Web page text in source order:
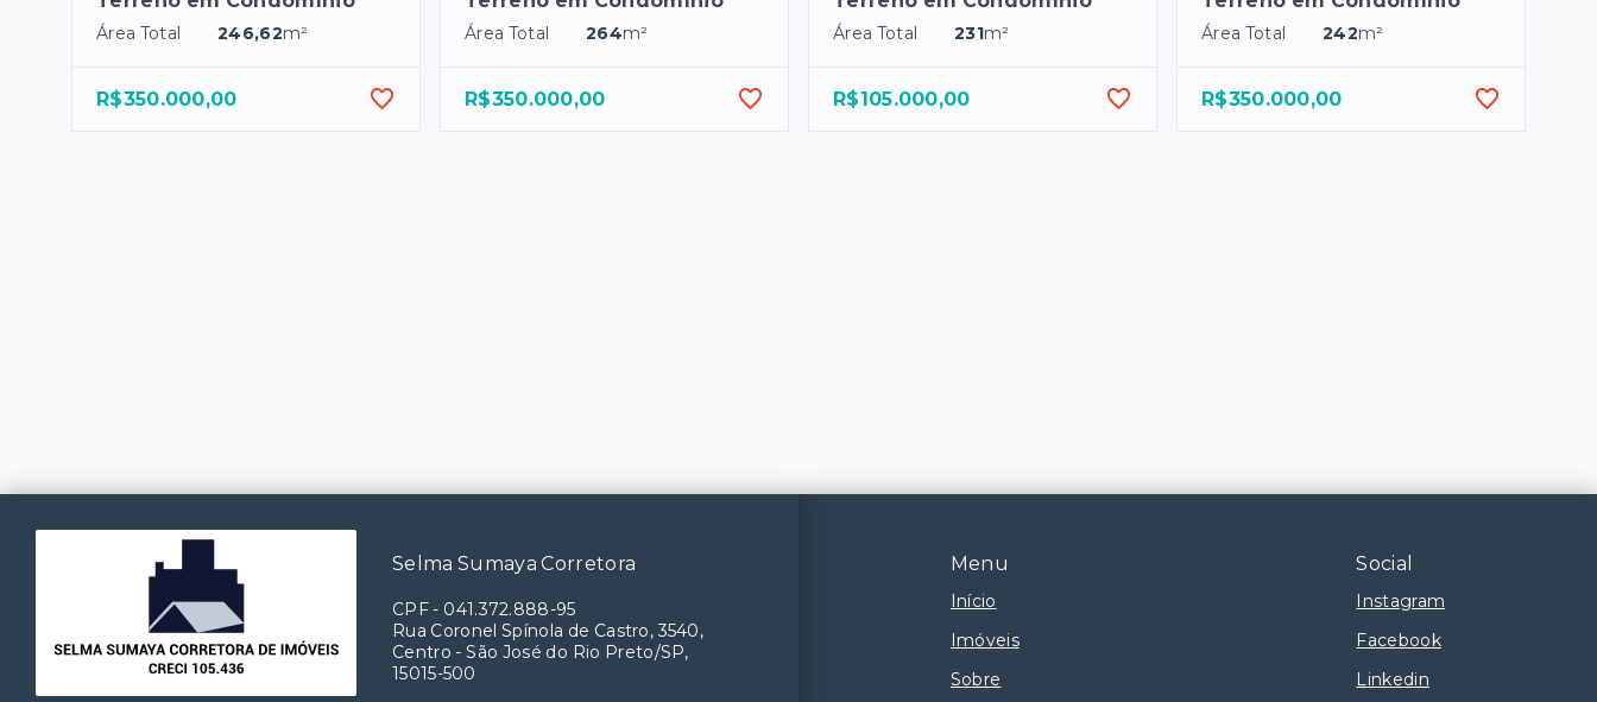
Área Total 246,62m²
R$350.000,00
Área Total 264m²
R$350.000,00
Área Total 231m²
R$105.000,00
Área Total 242m²
R$350.000,00
Menu
Início
Imóveis
Sobre
Social
Instagram
Facebook
Linkedin
Selma Sumaya Corretora
CPF- 041.372.888-95
Rua Coronel Spínola de Castro, 3540,
Centro - São José do Rio Preto/SP,
15015-500